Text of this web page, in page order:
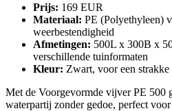
Prijs: 169 EUR
Materiaal: PE (Polyethyleen)
weerbestendigheid
Afmetingen: 500L x 300B x
verschillende tuinformaten
Kleur: Zwart, voor een
Met de Voorgevormde vijver PE 500
waterpartij zonder gedoe, perfect